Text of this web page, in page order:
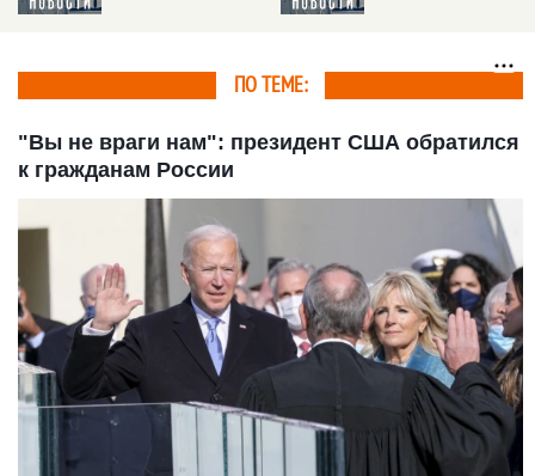
ПО ТЕМЕ:
"Вы не враги нам": президент США обратился
к гражданам России